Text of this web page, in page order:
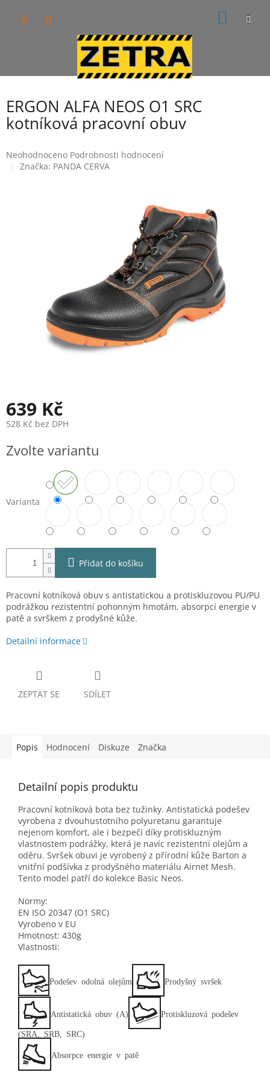
ERGON ALFA NEOS O1 SRC
kotníková pracovní obuv
Průměrné
hodnocení
Neohodnoceno Podrobnosti hodnocení
Značka: PANDA CERVA
639 Kč
528 Kč bez DPH
cena:
Zvolte variantu
Varianta
Přidat do košíku
Pracovní kotníková obuv s antistatickou a protiskluzovou PU/PU
podrážkou rezistentní pohonným hmotám, absorpcí energie v
patě a svrškem z prodyšné kůže.
Detailní informace
ZEPTAT SE SDÍLET
Popis Hodnocení Diskuze Značka
Detailní popis produktu
Pracovní kotníková bota bez tužinky. Antistatická podešev
vyrobena z dvouhustotního polyuretanu garantuje
nejenom komfort, ale i bezpečí díky protiskluzným
vlastnostem podrážky, která je navíc rezistentní olejům a
oděru. Svršek obuvi je vyrobený z přírodní kůže Barton a
vnitřní podšívka z prodyšného materiálu Airnet Mesh.
Tento model patří do kolekce Basic Neos.
Normy:
EN ISO 20347 (O1 SRC)
Vyrobeno v EU
Hmotnost: 430g
Vlastnosti:
Podešev odolná olejům Prodyšný svršek
Antistatická obuv (A) Protiskluzová podešev
(SRA, SRB, SRC)
Absorpce energie v patě